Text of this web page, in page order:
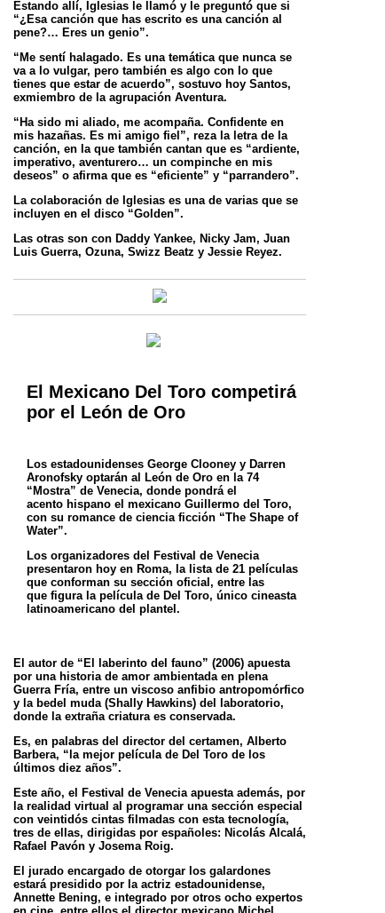
Estando allí, Iglesias le llamó y le preguntó que si
“¿Esa canción que has escrito es una canción al
pene?… Eres un genio”.
“Me sentí halagado. Es una temática que nunca se
va a lo vulgar, pero también es algo con lo que
tienes que estar de acuerdo”, sostuvo hoy Santos,
exmiembro de la agrupación Aventura.
“Ha sido mi aliado, me acompaña. Confidente en
mis hazañas. Es mi amigo fiel”, reza la letra de la
canción, en la que también cantan que es “ardiente,
imperativo, aventurero… un compinche en mis
deseos” o afirma que es “eficiente” y “parrandero”.
La colaboración de Iglesias es una de varias que se
incluyen en el disco “Golden”.
Las otras son con Daddy Yankee, Nicky Jam, Juan
Luis Guerra, Ozuna, Swizz Beatz y Jessie Reyez.
El Mexicano Del Toro competirá
por el León de Oro
Los estadounidenses George Clooney y Darren
Aronofsky optarán al León de Oro en la 74
“Mostra” de Venecia, donde pondrá el
acento hispano el mexicano Guillermo del Toro,
con su romance de ciencia ficción “The Shape of
Water”.
Los organizadores del Festival de Venecia
presentaron hoy en Roma, la lista de 21 películas
que conforman su sección oficial, entre las
que figura la película de Del Toro, único cineasta
latinoamericano del plantel.
El autor de “El laberinto del fauno” (2006) apuesta
por una historia de amor ambientada en plena
Guerra Fría, entre un viscoso anfibio antropomórfico
y la bedel muda (Shally Hawkins) del laboratorio,
donde la extraña criatura es conservada.
Es, en palabras del director del certamen, Alberto
Barbera, “la mejor película de Del Toro de los
últimos diez años”.
Este año, el Festival de Venecia apuesta además, por
la realidad virtual al programar una sección especial
con veintidós cintas filmadas con esta tecnología,
tres de ellas, dirigidas por españoles: Nicolás Alcalá,
Rafael Pavón y Josema Roig.
El jurado encargado de otorgar los galardones
estará presidido por la actriz estadounidense,
Annette Bening, e integrado por otros ocho expertos